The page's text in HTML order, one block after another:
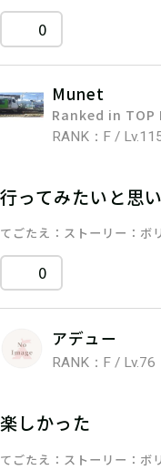
0
Munet
Ranked in TOP
RANK：F /
行ってみたいと思い
てごたえ ストーリー ボ
0
アデュー
RANK：F / Lv.76
楽しかった
てごたえ ストーリー ボ